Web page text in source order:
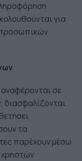
για
προσωπικών
αναφέρονται σε
τα
παρέχουν μέσω
χρηστών